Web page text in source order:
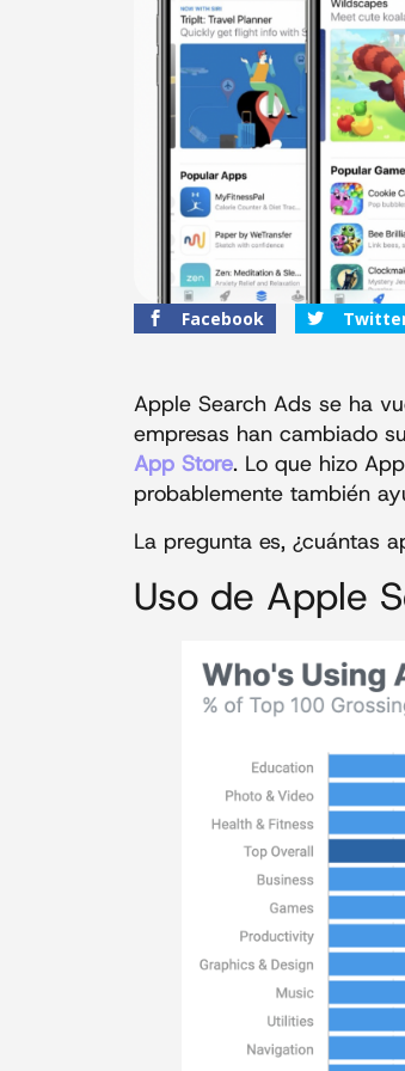
Facebook
Apple Search Ads se ha
empresas han cambiado
App Store. Lo que hizo
probablemente también
La pregunta es, ¿cuántas
Uso de Apple